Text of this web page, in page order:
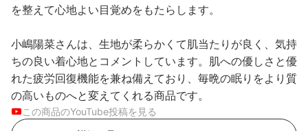
を整えて心地よい目覚めをもたらします。
小嶋陽菜さんは、生地が柔らかくて肌当たりが良く、気持
ちの良い着心地とコメントしています。肌への優しさと優
れた疲労回復機能を兼ね備えており、毎晩の眠りをより質
の高いものへと変えてくれる商品です。
この商品のYouTube投稿を見る